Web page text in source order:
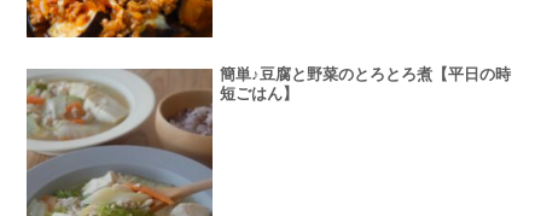
簡単♪豆腐と野菜のとろとろ煮【平日の時
短ごはん】